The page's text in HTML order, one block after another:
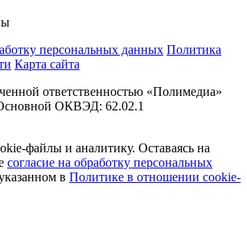
персональных данных Политика
Карта сайта
ответственностью «Полимедиа»
ОКВЭД: 62.02.1
файлы и аналитику. Оставаясь на
согласие на обработку персональных
в Политике в отношении cookie-